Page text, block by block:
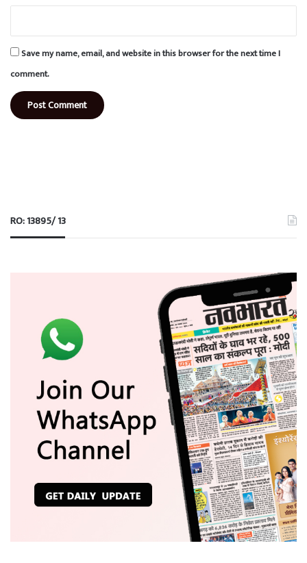
Save my name, email, and website in this browser for the next time I
comment.
RO: 13895/ 13